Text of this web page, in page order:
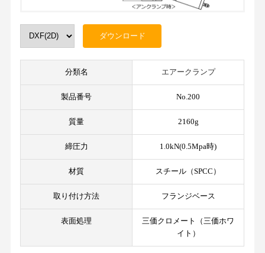
分類名 エアークランプ
製品番号 No.200
質量 2160g
締圧力 1.0kN(0.5Mpa時)
材質 スチール（SPCC）
取り付け方法 フランジベース
表面処理
三価クロメート（三価ホワ
イト）